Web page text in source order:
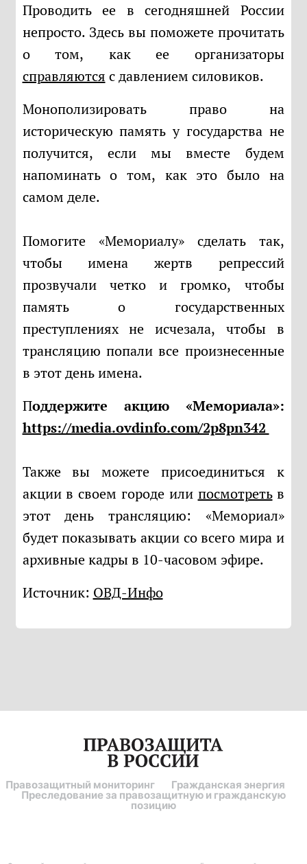
Проводить ее в сегодняшней России
непросто. Здесь вы поможете прочитать
о том, как ее организаторы
справляются с давлением силовиков.
Монополизировать право на
историческую память у государства не
получится, если мы вместе будем
напоминать о том, как это было на
самом деле.
Помогите «Мемориалу» сделать так,
чтобы имена жертв репрессий
прозвучали четко и громко, чтобы
память о государственных
преступлениях не исчезала, чтобы в
трансляцию попали все произнесенные
в этот день имена.
Поддержите акцию «Мемориала»:
https://media.ovdinfo.com/2p8pn342
Также вы можете присоединиться к
акции в своем городе или посмотретьв
этот день трансляцию: «Мемориал»
будет показывать акции со всего мира и
архивные кадры в 10-часовом эфире.
Источник: ОВД-Инфо
Правозащитный мониторинг Гражданская энергия
Преследование за правозащитную и гражданскую
позицию